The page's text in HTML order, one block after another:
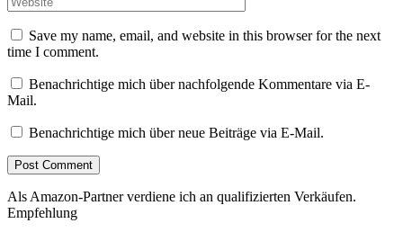
Save my name, email, and website in this browser for the next
time I comment.
Benachrichtige mich über nachfolgende Kommentare via E-
Mail.
Benachrichtige mich über neue Beiträge via E-Mail.
Als Amazon-Partner verdiene ich an qualifizierten Verkäufen.
Empfehlung